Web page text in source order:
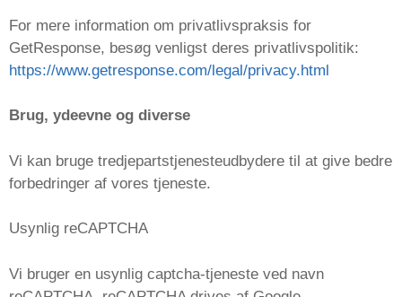
For mere information om privatlivspraksis for
GetResponse, besøg venligst deres privatlivspolitik:
https://www.getresponse.com/legal/privacy.html
Brug, ydeevne og diverse
Vi kan bruge tredjepartstjenesteudbydere til at give bedre
forbedringer af vores tjeneste.
Usynlig reCAPTCHA
Vi bruger en usynlig captcha-tjeneste ved navn